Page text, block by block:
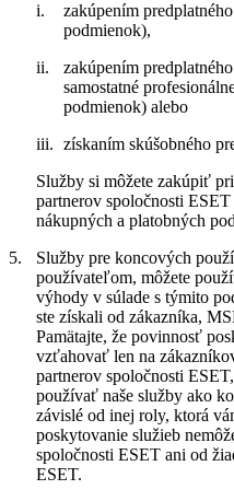
i. zakúpením
podmienok),
ii.
zakúpením
samostatné
podmienok) alebo
iii. získaním skúšobného
Služby si môžete zakúpiť
partnerov spoločnosti
nákupných a platobných
5.
Služby pre koncových
používateľom, môžete
výhody v súlade s týmito
ste získali od zákazníka,
Pamätajte, že povinnosť
vzťahovať len na
partnerov spoločnosti
používať naše služby ako
závislé od inej roly, ktorá
poskytovanie služieb
spoločnosti ESET ani od
ESET.